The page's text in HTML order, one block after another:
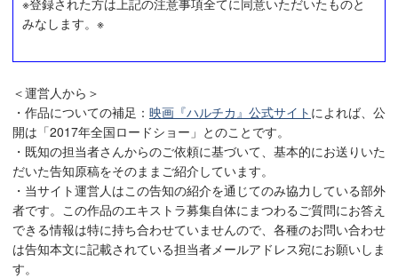
みなします。※
＜運営人から＞
・作品についての補足： 映画『ハルチカ』公式サイト によれば、公
開は「2017年全国ロードショー」とのことです。
・既知の担当者さんからのご依頼に基づいて、基本的にお送りいた
だいた告知原稿をそのままご紹介しています。
・当サイト運営人はこの告知の紹介を通じてのみ協力している部外
者です。この作品のエキストラ募集自体にまつわるご質問にお答え
できる情報は特に持ち合わせていませんので、各種のお問い合わせ
は告知本文に記載されている担当者メールアドレス宛にお願いしま
す。